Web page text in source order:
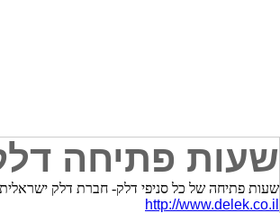
שעות פתיחה
שעות פתיחה של כל סניפי דלק- חברת דלק
http://www.delek.co.il